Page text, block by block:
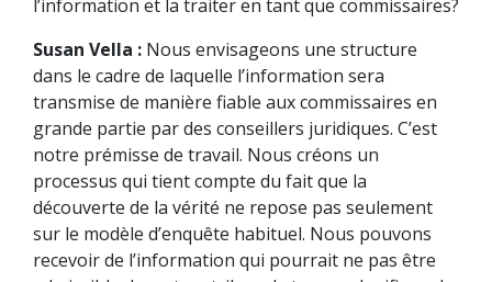
l’information et la traiter en tant que commissaires?
Susan Vella : Nous envisageons une structure
dans le cadre de laquelle l’information sera
transmise de manière fiable aux commissaires en
grande partie par des conseillers juridiques. C’est
notre prémisse de travail. Nous créons un
processus qui tient compte du fait que la
découverte de la vérité ne repose pas seulement
sur le modèle d’enquête habituel. Nous pouvons
recevoir de l’information qui pourrait ne pas être